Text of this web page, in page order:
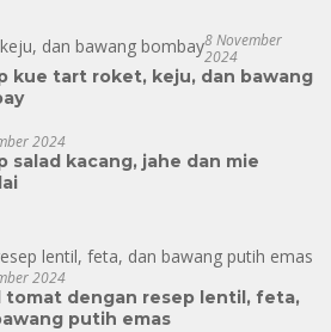
8 November
2024
kue tart roket, keju, dan bawang
2024
salad kacang, jahe dan mie
2024
tomat dengan resep lentil, feta,
putih emas